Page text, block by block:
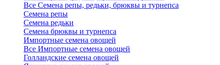
Все Семена репы, редьки, брюквы и турнепса
Семена репы
Семена редьки
Семена брюквы и турнепса
Импортные семена овощей
Все Импортные семена овощей
Голландские семена овощей